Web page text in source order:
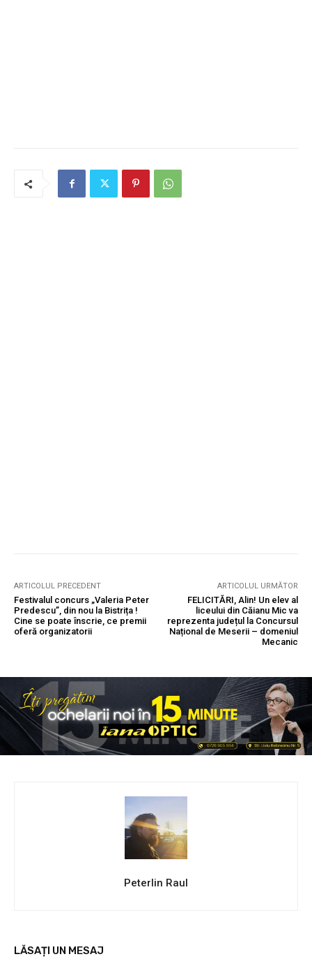
ARTICOLUL PRECEDENT
Festivalul concurs „Valeria Peter
Predescu”, din nou la Bistrița !
Cine se poate înscrie, ce premii
oferă organizatorii
ARTICOLUL URMĂTOR
FELICITĂRI, Alin! Un elev al
liceului din Căianu Mic va
reprezenta județul la Concursul
Național de Meserii – domeniul
Mecanic
Peterlin Raul
LĂSAȚI UN MESAJ